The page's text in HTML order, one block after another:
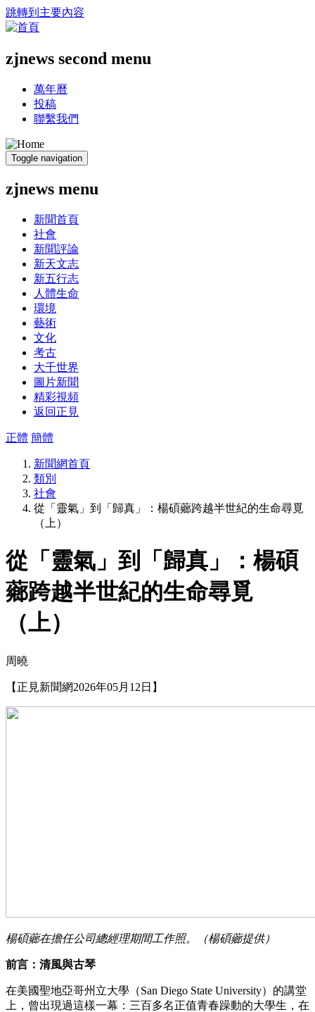
跳轉到主要內容
zjnews second menu
萬年曆
投稿
聯繫我們
Toggle navigation
zjnews menu
新聞首頁
社會
新聞評論
新天文志
新五行志
人體生命
環境
藝術
文化
考古
大千世界
圖片新聞
精彩視頻
返回正見
正體 簡體
新聞網首頁
類別
社會
從「靈氣」到「歸真」：楊碩薌跨越半世紀的生命尋覓
（上）
從「靈氣」到「歸真」：楊碩
薌跨越半世紀的生命尋覓
（上）
周曉
【正見新聞網2026年05月12日】
楊碩薌在擔任公司總經理期間工作照。（楊碩薌提供）
前言：清風與古琴
在美國聖地亞哥州立大學（San Diego State University）的講堂
上，曾出現過這樣一幕：三百多名正值青春躁動的大學生，在